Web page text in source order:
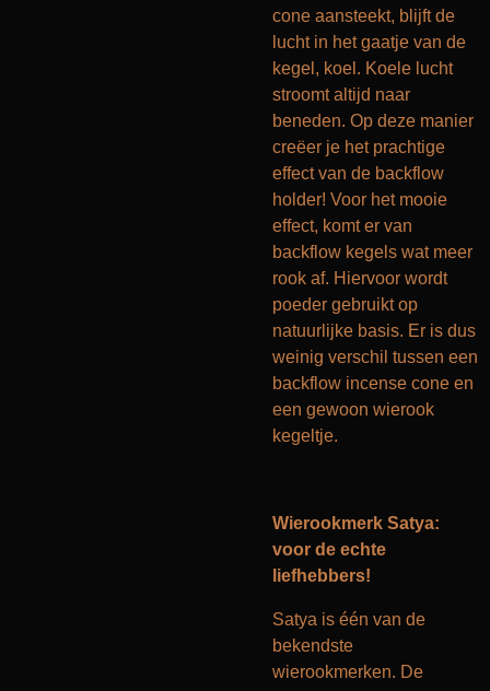
cone aansteekt, blijft de
lucht in het gaatje van de
kegel, koel. Koele lucht
stroomt altijd naar
beneden. Op deze manier
creëer je het prachtige
effect van de backflow
holder! Voor het mooie
effect, komt er van
backflow kegels wat meer
rook af. Hiervoor wordt
poeder gebruikt op
natuurlijke basis. Er is dus
weinig verschil tussen een
backflow incense cone en
een gewoon wierook
kegeltje.
Wierookmerk Satya:
voor de echte
liefhebbers!
Satya is één van de
bekendste
wierookmerken. De